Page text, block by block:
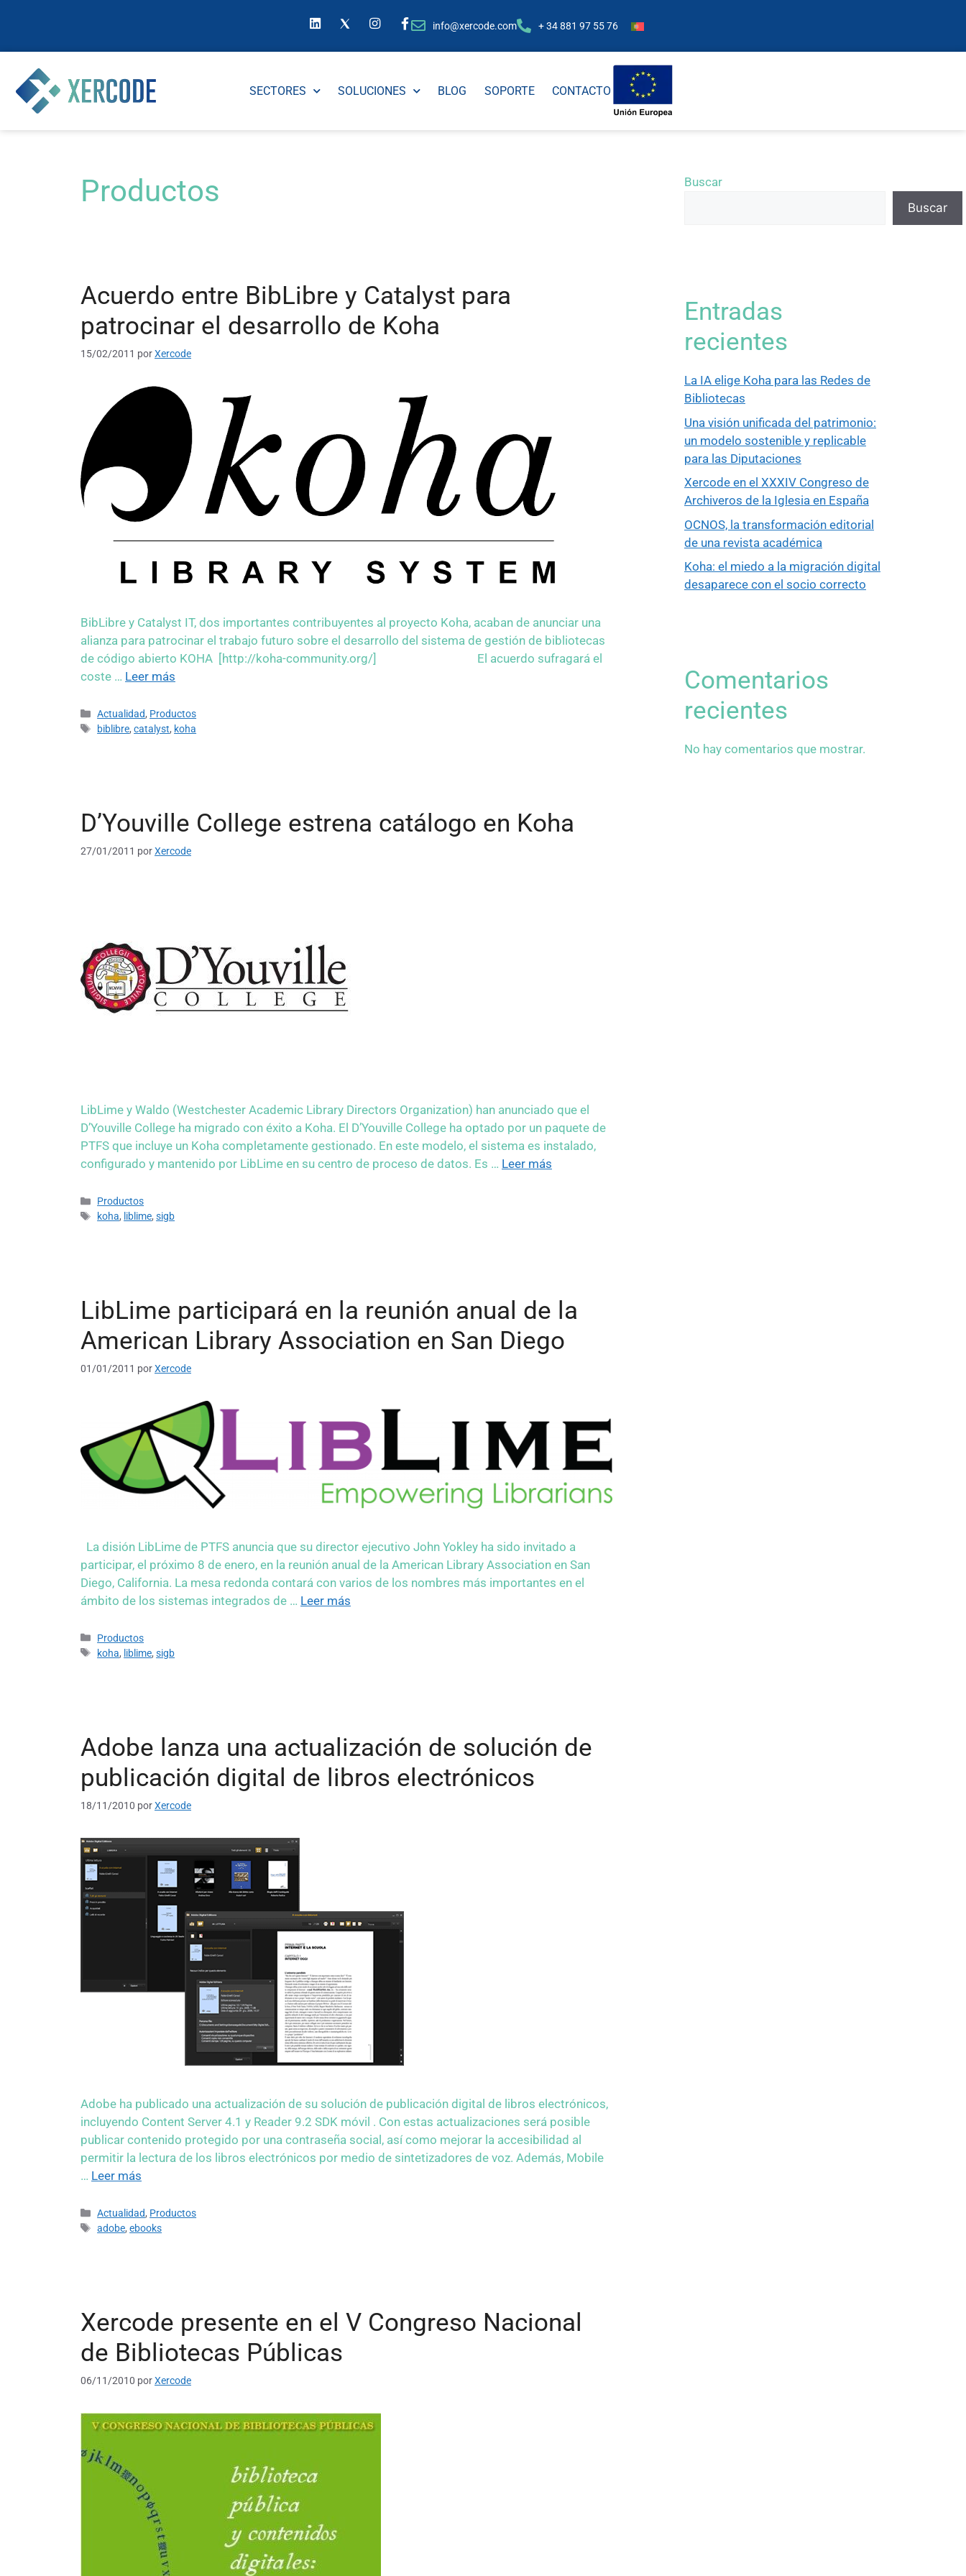
info@xercode.com + 34 881 97 55 76
SECTORES SOLUCIONES BLOG SOPORTE CONTACTO
Productos
Acuerdo entre BibLibre y Catalyst para
patrocinar el desarrollo de Koha
15/02/2011 porXercode
BibLibre y Catalyst IT, dos importantes contribuyentes al proyecto Koha, acaban de anunciar una
alianza para patrocinar el trabajo futuro sobre el desarrollo del sistema de gestión de bibliotecas
de código abierto KOHA [http://koha-community.org/] El acuerdo sufragará el
coste … Leer más
Actualidad, Productos
biblibre,catalyst, koha
D’Youville College estrena catálogo en Koha
27/01/2011 porXercode
LibLime y Waldo (Westchester Academic Library Directors Organization) han anunciado que el
D’Youville College ha migrado con éxito a Koha. El D’Youville College ha optado por un paquete de
PTFS que incluye un Koha completamente gestionado. En este modelo, el sistema es instalado,
configurado y mantenido por LibLime en su centro de proceso de datos. Es … Leer más
Productos
koha, liblime,sigb
LibLime participará en la reunión anual de la
American Library Association en San Diego
01/01/2011 porXercode
La disión LibLime de PTFS anuncia que su director ejecutivo John Yokley ha sido invitado a
participar, el próximo 8 de enero, en la reunión anual de la American Library Association en San
Diego, California. La mesa redonda contará con varios de los nombres más importantes en el
ámbito de los sistemas integrados de … Leer más
Productos
koha, liblime,sigb
Adobe lanza una actualización de solución de
publicación digital de libros electrónicos
18/11/2010 porXercode
Adobe ha publicado una actualización de su solución de publicación digital de libros electrónicos,
incluyendo Content Server 4.1 y Reader 9.2 SDK móvil . Con estas actualizaciones será posible
publicar contenido protegido por una contraseña social, así como mejorar la accesibilidad al
permitir la lectura de los libros electrónicos por medio de sintetizadores de voz. Además, Mobile
… Leer más
Actualidad, Productos
adobe,ebooks
Xercode presente en el V Congreso Nacional
de Bibliotecas Públicas
06/11/2010 porXercode
Buscar
Buscar
Entradas
recientes
La IA elige Koha para las Redes de
Bibliotecas
Una visión unificada del patrimonio:
un modelo sostenible y replicable
para las Diputaciones
Xercode en el XXXIV Congreso de
Archiveros de la Iglesia en España
OCNOS, la transformación editorial
de una revista académica
Koha: el miedo a la migración digital
desaparece con el socio correcto
Comentarios
recientes
No hay comentarios que mostrar.